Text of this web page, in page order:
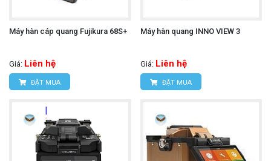
Máy hàn cáp quang Fujikura 68S+
Giá: Liên hệ
ĐẶT MUA
Máy hàn quang INNO VIEW 3
Giá: Liên hệ
ĐẶT MUA